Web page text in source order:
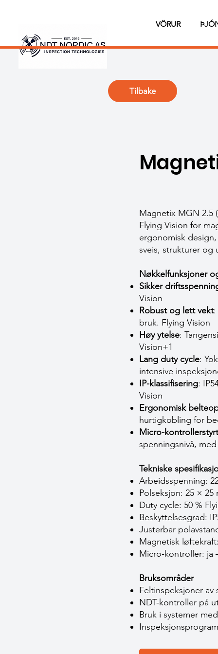
VÖRUR
Tilbake
Magnetix MGN 2.5
Flying Vision for
ergonomisk
sveis, strukturer og
Nøkkelfunksjoner
Sikker
Vision
Robust og lett vekt:
bruk. Flying Vision
Høy ytelse:
Vision+1
Lang duty cycle:
intensive
IP-klassifisering:
Vision
Ergonomisk
hurtigkobling for
Micro-
spenningsnivå,
Tekniske
Arbeidsspenning:
Polseksjon: 25 × 25
Duty cycle: 50 %
Beskyttelsesgrad:
Justerbar
Magnetisk
Micro-kontroller: ja
Bruksområder
Felt­inspeksjoner
NDT-kontroller på
Bruk i systemer